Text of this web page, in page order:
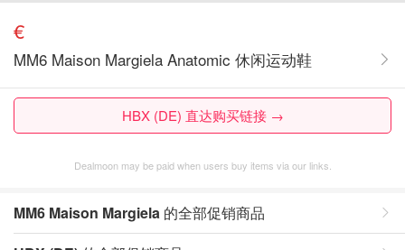
€
MM6 Maison Margiela Anatomic 休闲运动鞋
HBX (DE) 直达购买链接 →
Dealmoon may be paid when users buy items via our links.
MM6 Maison Margiela 的全部促销商品